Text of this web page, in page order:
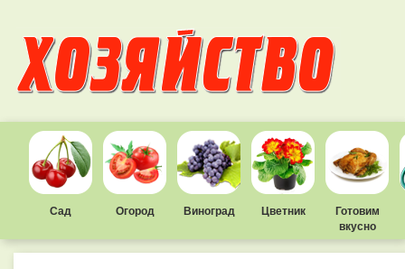
Сад Огород Виноград Цветник
Готовим
вкусно